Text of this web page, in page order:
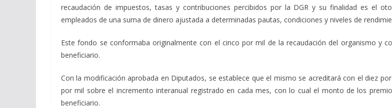
recaudación de impuestos, tasas y contribuciones percibidos por la DGR y su finalidad es el
empleados de una suma de dinero ajustada a determinadas pautas, condiciones y niveles de
Este fondo se conformaba originalmente con el cinco por mil de la recaudación del organismo y
beneficiario.
Con la modificación aprobada en Diputados, se establece que el mismo se acreditará con el diez
por mil sobre el incremento interanual registrado en cada mes, con lo cual el monto de los
beneficiario.